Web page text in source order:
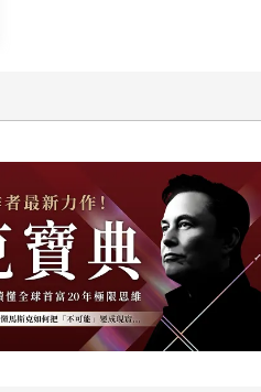
送88點金幣